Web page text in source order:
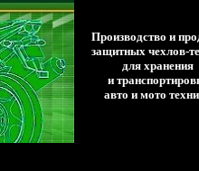
Производство и
защитных чехлов-
для хранения
и
авто и мото